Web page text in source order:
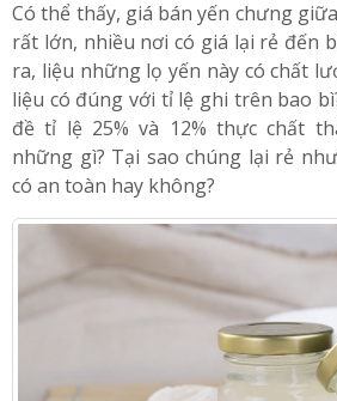
Có thể thấy, giá bán yến chưng
rất lớn, nhiều nơi có giá lại rẻ đến
ra, liệu những lọ yến này có chất
liệu có đúng với tỉ lệ ghi trên bao
đề tỉ lệ 25% và 12% thực chất
những gì? Tại sao chúng lại rẻ
có an toàn hay không?